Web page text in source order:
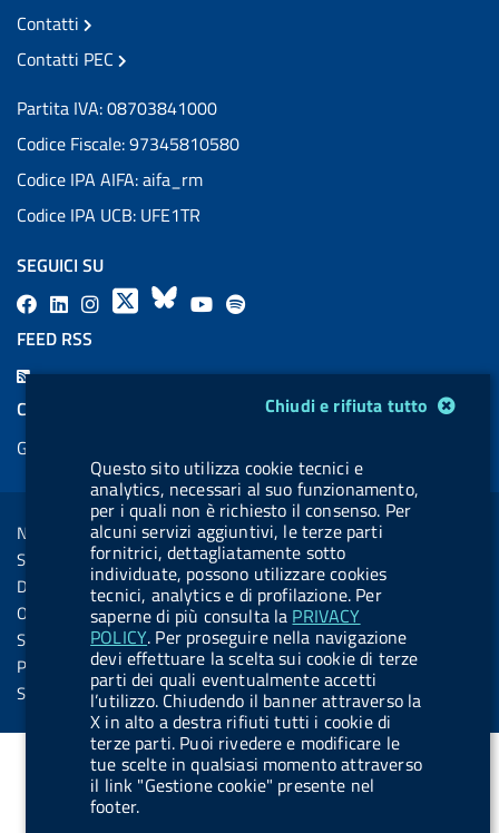
Chiudi e rifiuta tutto
Questo sito utilizza cookie tecnici e
analytics, necessari al suo funzionamento,
per i quali non è richiesto il consenso. Per
alcuni servizi aggiuntivi, le terze parti
fornitrici, dettagliatamente sotto
individuate, possono utilizzare cookies
tecnici, analytics e di profilazione. Per
saperne di più consulta la PRIVACY
POLICY. Per proseguire nella navigazione
devi effettuare la scelta sui cookie di terze
parti dei quali eventualmente accetti
l’utilizzo. Chiudendo il banner attraverso la
X in alto a destra rifiuti tutti i cookie di
terze parti. Puoi rivedere e modificare le
tue scelte in qualsiasi momento attraverso
il link "Gestione cookie" presente nel
footer.
Contatti
Contatti PEC
Partita IVA: 08703841000
Codice Fiscale: 97345810580
Codice IPA AIFA: aifa_rm
Codice IPA UCB: UFE1TR
SEGUICI SU
F
a
L
i
b
u
t
t
o
n
.
i
n
s
t
a
X
B
y
Y
e
l
b
u
t
t
o
n
.
s
p
o
t
FEED RSS
F
COOKIES
Gestione cookie
Sezione Link Utili
Note legali
Social Media Policy
Dichiarazione di accessibilità
Obiettivi di accessibilità
Statistiche sito
Privacy
Servizi Online